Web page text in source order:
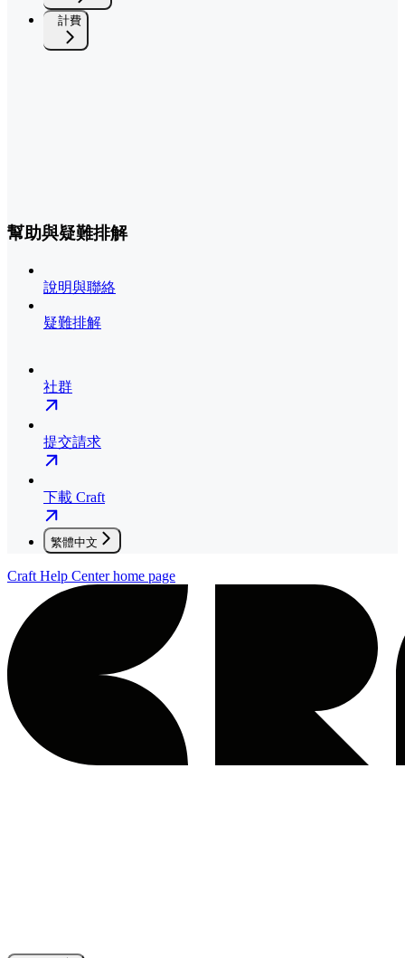
計費
幫助與疑難排解
說明與聯絡
疑難排解
社群
提交請求
下載 Craft
繁體中文
Craft Help Centerhome page